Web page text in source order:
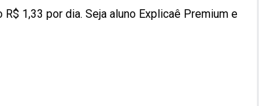
1,33 por dia. Seja aluno Explicaê Premium e